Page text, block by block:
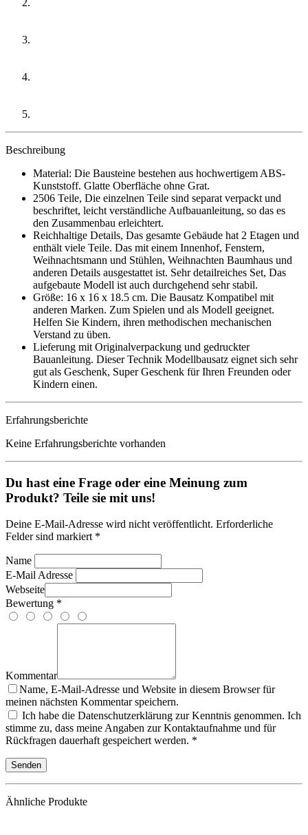
Beschreibung
Material: Die Bausteine bestehen aus hochwertigem ABS-
Kunststoff. Glatte Oberfläche ohne Grat.
2506 Teile, Die einzelnen Teile sind separat verpackt und
beschriftet, leicht verständliche Aufbauanleitung, so das es
den Zusammenbau erleichtert.
Reichhaltige Details, Das gesamte Gebäude hat 2 Etagen und
enthält viele Teile. Das mit einem Innenhof, Fenstern,
Weihnachtsmann und Stühlen, Weihnachten Baumhaus und
anderen Details ausgestattet ist. Sehr detailreiches Set, Das
aufgebaute Modell ist auch durchgehend sehr stabil.
Größe: 16 x 16 x 18.5 cm. Die Bausatz Kompatibel mit
anderen Marken. Zum Spielen und als Modell geeignet.
Helfen Sie Kindern, ihren methodischen mechanischen
Verstand zu üben.
Lieferung mit Originalverpackung und gedruckter
Bauanleitung. Dieser Technik Modellbausatz eignet sich sehr
gut als Geschenk, Super Geschenk für Ihren Freunden oder
Kindern einen.
Erfahrungsberichte
Keine Erfahrungsberichte vorhanden
Du hast eine Frage oder eine Meinung zum
Produkt? Teile sie mit uns!
Deine E-Mail-Adresse wird nicht veröffentlicht. Erforderliche
Felder sind markiert *
Name
E-Mail Adresse
Webseite
Bewertung *
Kommentar
Name, E-Mail-Adresse und Website in diesem Browser für
meinen nächsten Kommentar speichern.
Ich habe die Datenschutzerklärung zur Kenntnis genommen. Ich
stimme zu, dass meine Angaben zur Kontaktaufnahme und für
Rückfragen dauerhaft gespeichert werden. *
Ähnliche Produkte